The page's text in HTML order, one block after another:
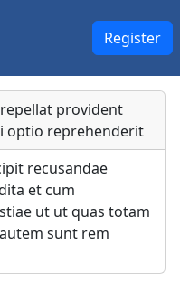
Register
provident
optio reprehenderit
recusandae
et cum
ut ut quas totam
sunt rem